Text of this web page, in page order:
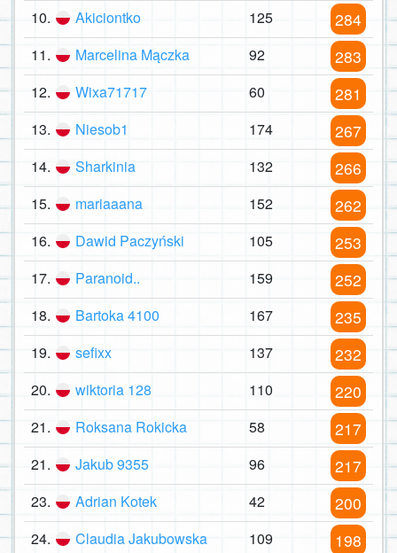
10. Akiciontko 125 284
11. Marcelina Mączka 92 283
12. Wixa71717 60 281
13. Niesob1 174 267
14. Sharkinia 132 266
15. mariaaana 152 262
16. Dawid Paczyński 105 253
17. Paranoid.. 159 252
18. Bartoka 4100 167 235
19. sefixx 137 232
20. wiktoria 128 110 220
21. Roksana Rokicka 58 217
21. Jakub 9355 96 217
23. Adrian Kotek 42 200
24. Claudia Jakubowska 109 198